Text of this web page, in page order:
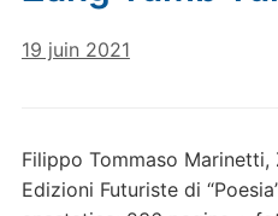
19 juin 2021
Filippo Tommaso Marinetti,
Edizioni Futuriste di